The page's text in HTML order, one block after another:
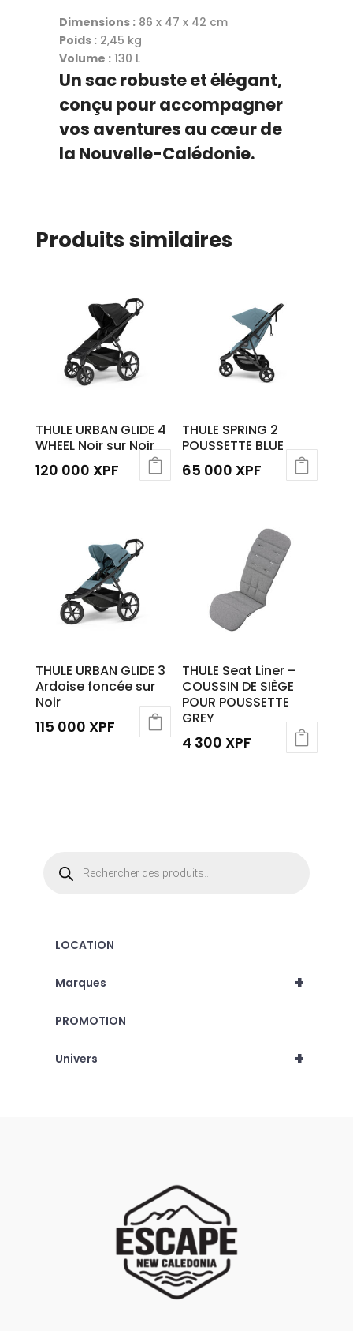
Dimensions :86 x 47 x 42 cm
Poids :2,45 kg
Volume :130 L
Un sac robuste et élégant,
conçu pour accompagner
vos aventures au cœur de
la Nouvelle-Calédonie.
Produits similaires
THULE URBAN GLIDE 4
WHEEL Noir sur Noir
120 000 XPF
THULE SPRING 2
POUSSETTE BLUE
65 000 XPF
THULE URBAN GLIDE 3
Ardoise foncée sur
Noir
115 000 XPF
THULE Seat Liner –
COUSSIN DE SIÈGE
POUR POUSSETTE
GREY
4 300 XPF
produits
LOCATION
+
Marques
PROMOTION
+
Univers